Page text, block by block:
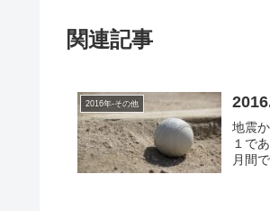
関連記事
2016年-その他
地震
１で
月間